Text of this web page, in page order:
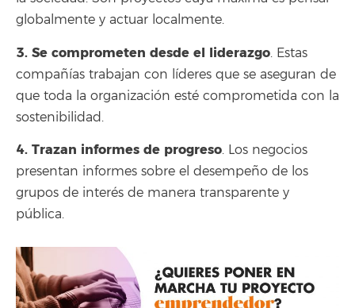
globalmente y actuar localmente.
3. Se comprometen desde el liderazgo. Estas
compañías trabajan con líderes que se aseguran de
que toda la organización esté comprometida con la
sostenibilidad.
4. Trazan informes de progreso. Los negocios
presentan informes sobre el desempeño de los
grupos de interés de manera transparente y
pública.